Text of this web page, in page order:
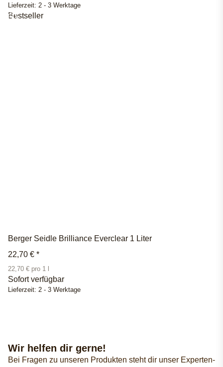
Lieferzeit: 2 - 3 Werktage
Bestseller
Berger Seidle Brilliance Everclear 1 Liter
22,70 € *
22,70 € pro 1 l
Sofort verfügbar
Lieferzeit: 2 - 3 Werktage
Wir helfen dir gerne!
Bei Fragen zu unseren Produkten steht dir unser Experten-